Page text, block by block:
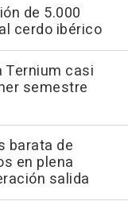
de 5.000
cerdo ibérico
Ternium casi
semestre
barata de
en plena
salida